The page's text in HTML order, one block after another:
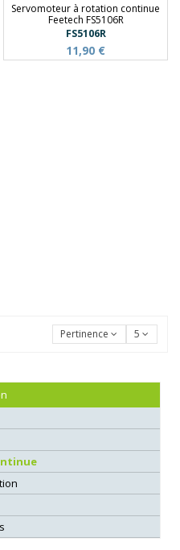
Servomoteur à rotation continue
Feetech FS5106R
FS5106R
11,90 €
Pertinence 5